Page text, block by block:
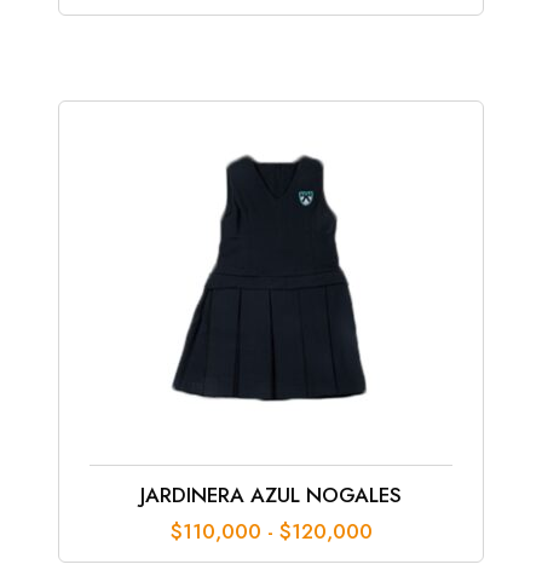
de
hasta
JARDINERA AZUL NOGALES
$110,000 - $120,000Rango
de